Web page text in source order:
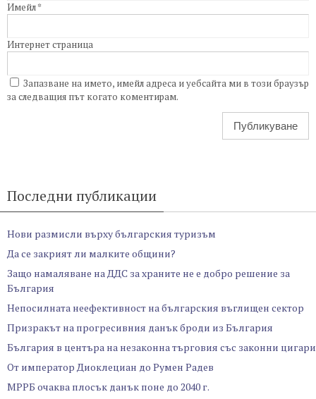
Имейл*
Интернет страница
Запазване на името, имейл адреса и уебсайта ми в този браузър
за следващия път когато коментирам.
Последни публикации
Нови размисли върху българския туризъм
Да се закрият ли малките общини?
Защо намаляване на ДДС за храните не е добро решение за
България
Непосилната неефективност на българския въглищен сектор
Призракът на прогресивния данък броди из България
България в центъра на незаконна търговия със законни цигари
От император Диоклециан до Румен Радев
МРРБ очаква плосък данък поне до 2040 г.